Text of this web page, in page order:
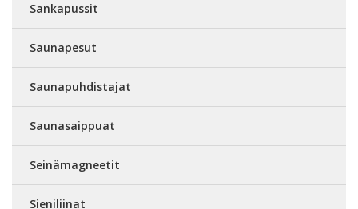
Sankapussit
Saunapesut
Saunapuhdistajat
Saunasaippuat
Seinämagneetit
Sieniliinat